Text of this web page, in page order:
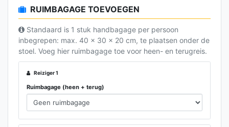
RUIMBAGAGE TOEVOEGEN
Standaard is 1 stuk handbagage per persoon
inbegrepen: max. 40 x 30 x 20 cm, te plaatsen onder de
stoel. Voeg hier ruimbagage toe voor heen- en terugreis.
Reiziger 1
Ruimbagage (heen + terug)